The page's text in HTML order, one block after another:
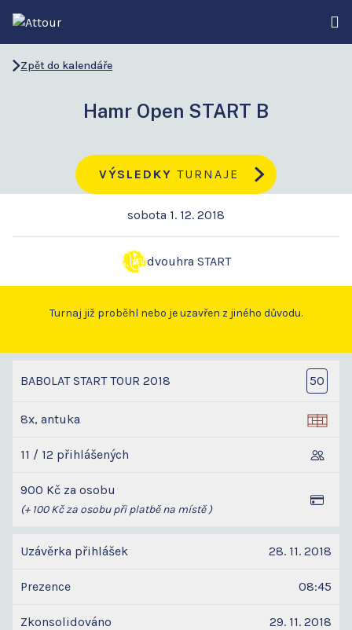
Zpět do kalendáře
Hamr Open START B
VÝSLEDKY TURNAJE
sobota 1. 12. 2018
dvouhra START
Turnaj již proběhl nebo je uzavřen z jiného důvodu.
BABOLAT START TOUR 2018 50
8x, antuka
11 / 12 přihlášených
900 Kč za osobu
(+ 100 Kč za osobu při platbě na místě )
Uzávěrka přihlášek 28. 11. 2018
Prezence 08:45
Zkonsolidováno 29. 11. 2018